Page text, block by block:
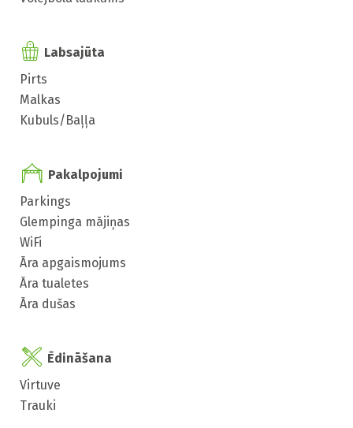
Labsajūta
Pirts
Malkas
Kubuls/Baļļa
Pakalpojumi
Parkings
Glempinga mājiņas
WiFi
Āra apgaismojums
Āra tualetes
Āra dušas
Ēdināšana
Virtuve
Trauki